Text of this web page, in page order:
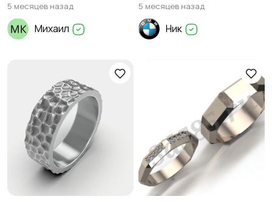
5 месяцев назад
Михаил
5 месяцев назад
Ник